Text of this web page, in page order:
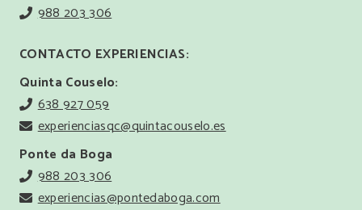
988 203 306
CONTACTO EXPERIENCIAS:
Quinta Couselo:
638 927 059
experienciasqc@quintacouselo.es
Ponte da Boga
988 203 306
experiencias@pontedaboga.com